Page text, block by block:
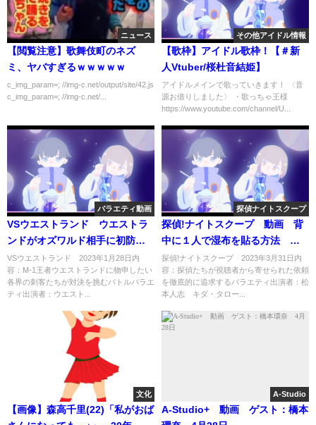
ニュース
【閲覧注意】歌舞伎町のネズ
ミ、ヤバすぎるｗｗｗｗｗ
c_img_param=; //img-c.net/output/site/42.js
c_img_param=; //img-c.net/...
その他アイドル情報
【歌枠】アイドル歌枠！【＃新
人Vtuber/桜杜音結姫】
アイドルメインで歌っていきます！ 〈音
源お借りしました〉 ・歌っちゃ王様
https://www.youtube.com/channel/U...
バラエティ動画
VSウエストランド ウエストラ
ンドがオズワルド相手に初防衛
戦 1月28日
VSウエストランド 2023年1月28日内
容：M-1王者ウエストランドに物申したい
各界の刺客たちが対決を挑むバトルバラエ
ティ出演者：ウエスト...
探偵ナイトスクープ
探偵!ナイトスクープ 動画 背
中に１人で湿布を貼る方法 ほ
か 3月31日
探偵!ナイトスクープ 2023年3月31日内
容：探偵たちが視聴者から寄せられた依頼
を徹底的に追求するバラエティ出演者：松
本人志 キダ・タロー...
文化
【画像】森高千里(22)「私がおば
A-Studio
A-Studio+ 動画 ゲスト：橋本